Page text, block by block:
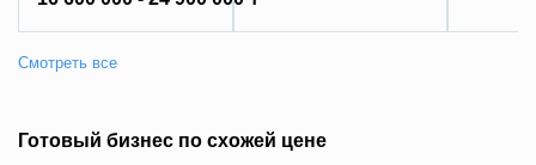
Готовый бизнес по схожей цене